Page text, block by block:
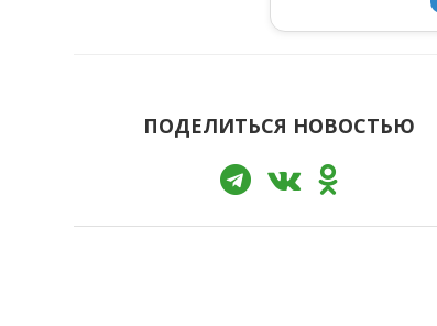
ПОДЕЛИТЬСЯ НОВОСТЬЮ